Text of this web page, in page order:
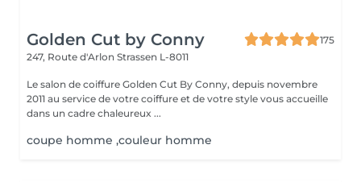
Golden Cut by Conny
175
247, Route d'Arlon Strassen L-8011
Le salon de coiffure Golden Cut By Conny, depuis novembre
2011 au service de votre coiffure et de votre style vous accueille
dans un cadre chaleureux ...
coupe homme ,couleur homme